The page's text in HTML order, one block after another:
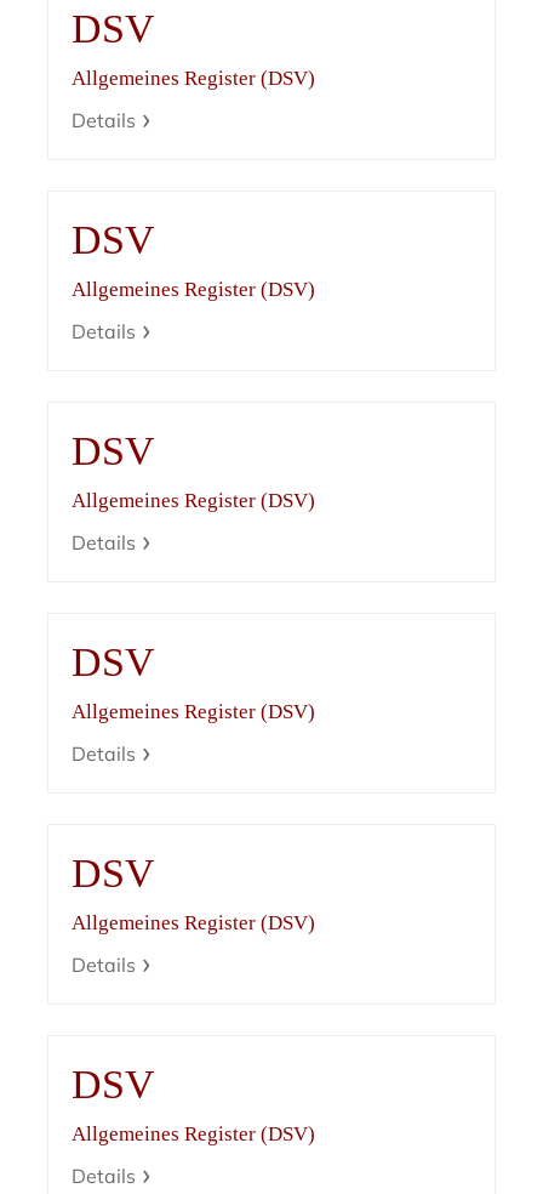
DSV
Allgemeines Register (DSV)
Details
DSV
Allgemeines Register (DSV)
Details
DSV
Allgemeines Register (DSV)
Details
DSV
Allgemeines Register (DSV)
Details
DSV
Allgemeines Register (DSV)
Details
DSV
Allgemeines Register (DSV)
Details